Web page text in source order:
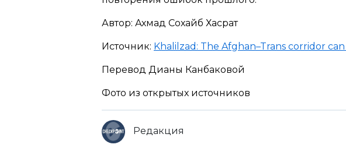
Автор: Ахмад Сохайб Хасрат
Источник: Khalilzad: The Afghan–Trans corridor
Перевод Дианы Канбаковой
Фото из открытых источников
Редакция